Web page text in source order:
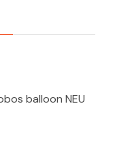
balloon NEU